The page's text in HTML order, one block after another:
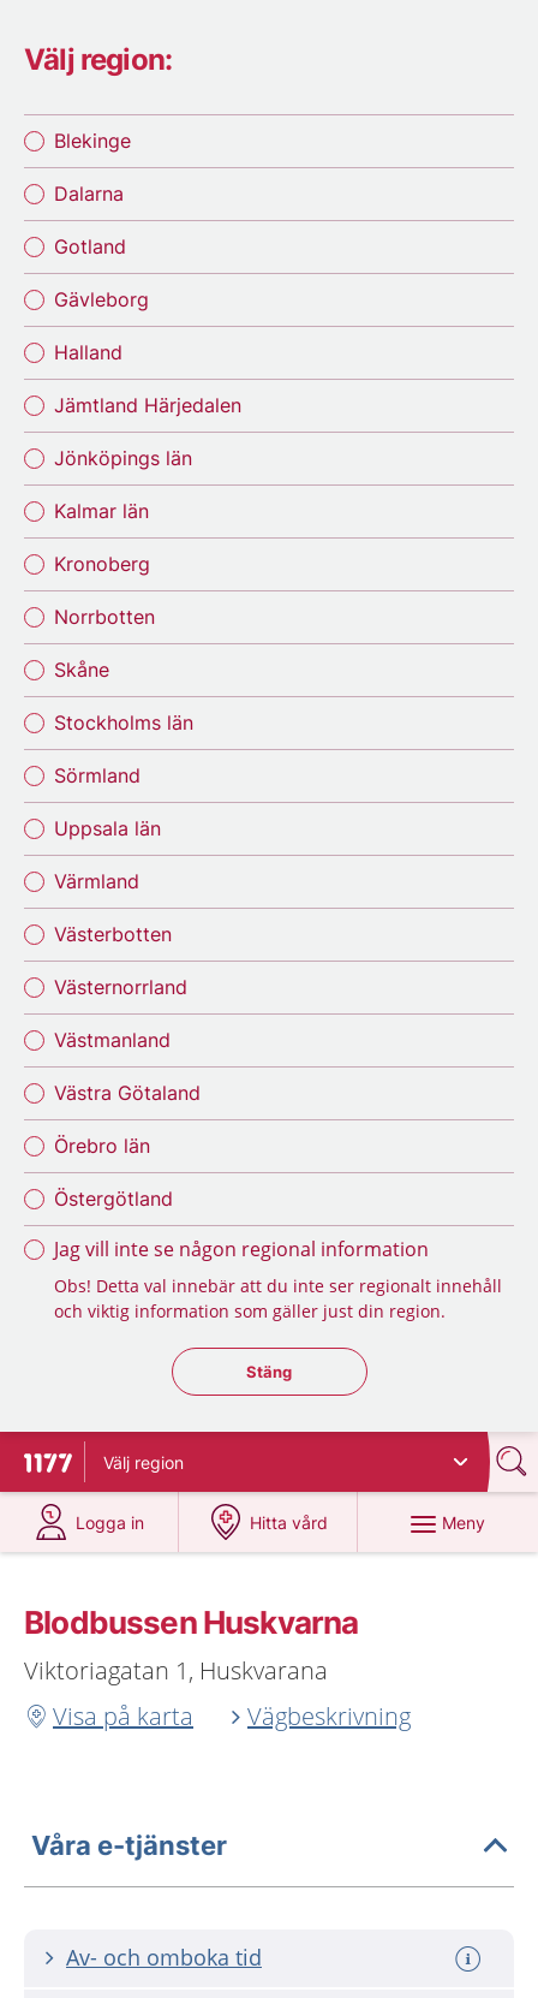
Välj region:
Blekinge
Dalarna
Gotland
Gävleborg
Halland
Jämtland Härjedalen
Jönköpings län
Kalmar län
Kronoberg
Norrbotten
Skåne
Stockholms län
Sörmland
Uppsala län
Värmland
Västerbotten
Västernorrland
Västmanland
Västra Götaland
Örebro län
Östergötland
Jag vill inte se någon regional information
Obs! Detta val innebär att du inte ser regionalt innehåll
och viktig information som gäller just din region.
Stäng regionsväljaren
Stäng
Till startsidan för 1177
Välj region
Logga in
på 1177.se
Hitta vård
på 1177.se
Meny
Blodbussen Huskvarna
Viktoriagatan 1, Huskvarana
Visa på karta
Vägbeskrivning
Våra e-tjänster
Av- och omboka tid